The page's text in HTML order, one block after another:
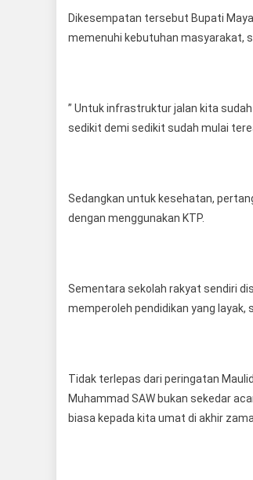
Dikesempatan tersebut Bupati
memenuhi kebutuhan masyarakat,
” Untuk infrastruktur jalan kita
sedikit demi sedikit sudah mulai
Sedangkan untuk kesehatan,
dengan menggunakan KTP.
Sementara sekolah rakyat sendiri
memperoleh pendidikan yang layak,
Tidak terlepas dari peringatan
Muhammad SAW bukan sekedar
biasa kepada kita umat di akhir